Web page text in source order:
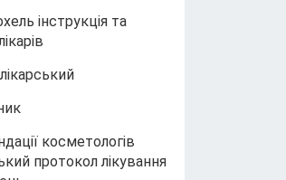
інструкція та
косметологів
протокол лікування